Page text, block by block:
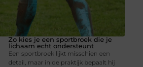
Zo kies je een sportbroek die je
lichaam echt ondersteunt
Een sportbroek lijkt misschien een
detail, maar in de praktijk bepaalt hij